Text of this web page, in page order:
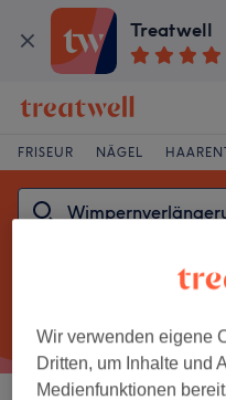
Treatwell
FRISEUR NÄGEL
Wir verwenden eigene
Dritten, um Inhalte und
Medienfunktionen